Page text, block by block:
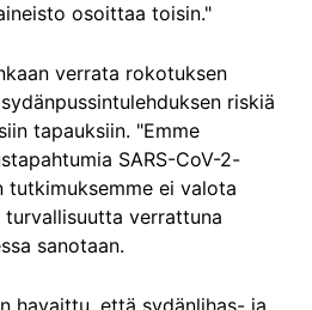
osoittaa toisin."
verrata rokotuksen
riskiä
tapauksiin. "Emme
SARS-CoV-2-
tutkimuksemme ei valota
verrattuna
sanotaan.